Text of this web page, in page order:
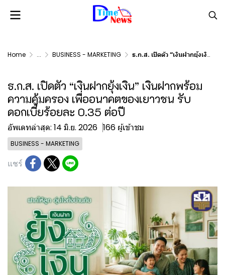
Home ... BUSINESS - MARKETING ธ.ก.ส. เปิดตัว “เงินฝากยุ้งเงิน” เงินฝากพร้อมความคุ้มครอง เพื่ออนาคตของเยาวชน รับดอกเบี้ยร้อยละ 0.35 ต่อปี
ธ.ก.ส. เปิดตัว “เงินฝากยุ้งเงิน” เงินฝากพร้อม
ความคุ้มครอง เพื่ออนาคตของเยาวชน รับ
ดอกเบี้ยร้อยละ 0.35 ต่อปี
อัพเดทล่าสุด: 14 มิ.ย. 2026 166 ผู้เข้าชม
BUSINESS - MARKETING
แชร์